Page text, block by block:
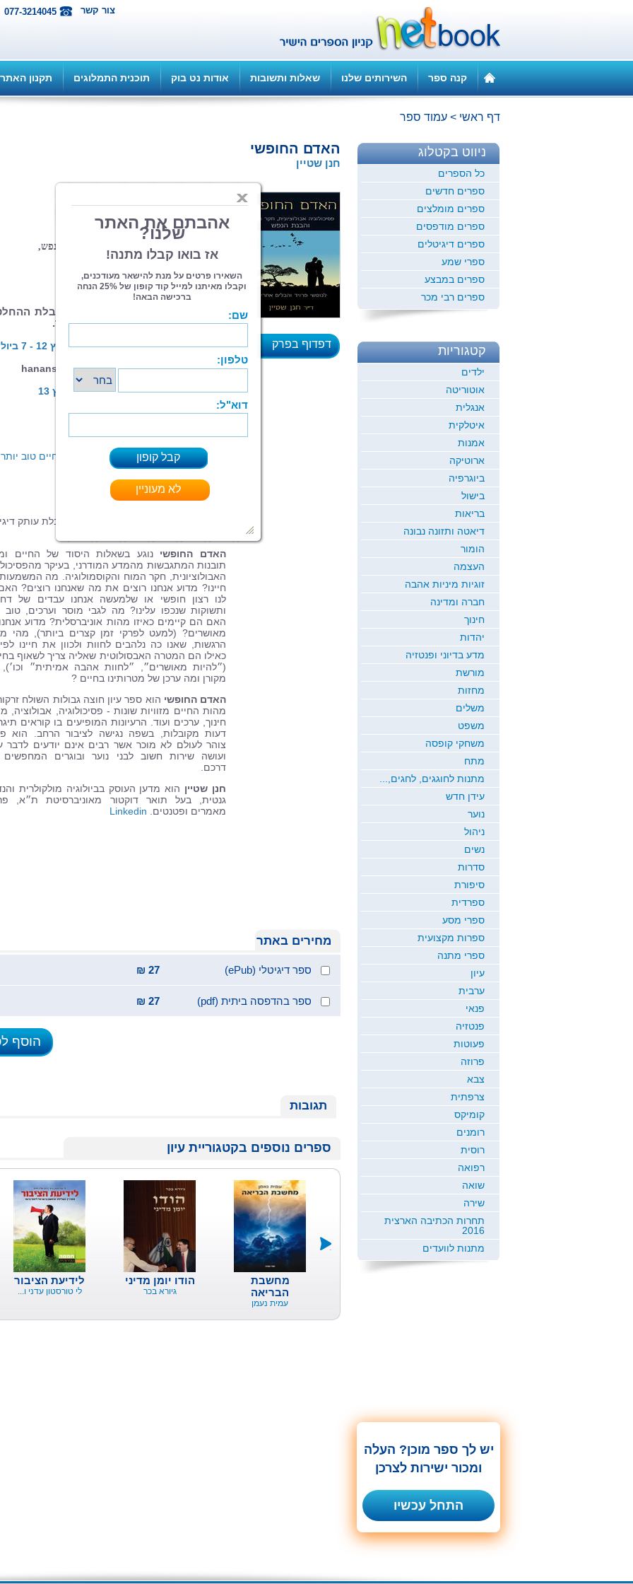
077-3214045 צור קשר
קנה ספר השירותים שלנו שאלות ותשובות אודות נט בוק תוכנית התמלוגים תקנון האתר
דף ראשי > עמוד ספר
האדם החופשי
חנן שטיין
דפדוף בפרק
פסיכולוגיה אבולוציונית, חקר המוח והבנת הנפש,
לנוטשי פרויד והבלים אחרים.
על מהותו של הרצון החופשי, על קבלת
והבחירות שלנו, על המצוקה והאושר.
הרצאה על הספר "האדם החופשי”, ערוץ 12
2021
להזמנת הרצאות: hanansteindn@gmail.com
ראיון בתוכנית הפרופסורים | רשת | ערוץ 13
כתבה באתר מהות החיים
ראיון על הספר ברדיו תל אביב – בתכנית חיים טוב
מיכל צפיר
תלמידי תיכון, חיילים, מוזמנים לפנות לקבלת עותק
האדם החופשי נוגע בשאלות היסוד של החיים
תובנות המתגבשות מהמדע המודרני, בעיקר
האבולוציונית, חקר המוח והקוסמולוגיה. מה
חיינו? מדוע אנחנו רוצים את מה שאנחנו רוצים?
לנו רצון חופשי או שלמעשה אנחנו עבדים של
ותשוקות שנכפו עלינו? מה לגבי מוסר וערכים, טוב
האם הם קיימים כאיזו מהות אוניברסלית? מדוע
מאושרים? (למעט לפרקי זמן קצרים ביותר), מהי
הרגשות, שאנו כה נלהבים לחוות ולכוון את חיינו
כאילו הם המטרה האבסולוטית שאליה צריך לשאוף
(״להיות מאושרים״, ״לחוות אהבה אמיתית״
מקורן ומה ערכן של מטרותינו בחיים ?
האדם החופשי הוא ספר עיון חוצה גבולות השולח
מהות החיים מזוויות שונות - פסיכולוגיה, אבולוציה,
חינוך, ערכים ועוד. הרעיונות המופיעים בו קוראים
דעות מקובלות, בשפה נגישה לציבור הרחב. הוא
צוהר לעולם לא מוכר אשר רבים אינם יודעים לדבר
ועושה שירות חשוב לבני נוער ובוגרים
דרכם.
חנן שטיין הוא מדען העוסק בביולוגיה מולקולרית
גנטית, בעל תואר דוקטור מאוניברסיטת ת״א,
מאמרים ופטנטים. Linkedin
מחירים באתר
ספר דיגיטלי (ePub) 27 ₪
ספר בהדפסה ביתית (pdf) 27 ₪
הוסף
תגובות
ספרים נוספים בקטגוריית עיון
לידיעת הציבור
לי טורסטון עדני ו...
הודו יומן מדיני
גיורא בכר
מחשבת
הבריאה
עמית נעמן
ניווט בקטלוג
כל הספרים
ספרים חדשים
ספרים מומלצים
ספרים מודפסים
ספרים דיגיטלים
ספרי שמע
ספרים במבצע
ספרים רבי מכר
קטגוריות
ילדים
אוטוריטה
אנגלית
איטלקית
אמנות
ארוטיקה
ביוגרפיה
בישול
בריאות
דיאטה ותזונה נבונה
הומור
העצמה
זוגיות מיניות אהבה
חברה ומדינה
חינוך
יהדות
מדע בדיוני ופנטזיה
מורשת
מחזות
משלים
משפט
משחקי קופסה
מתח
מתנות לחוגגים, לחגים,...
עידן חדש
נוער
ניהול
נשים
סדרות
סיפורת
ספרדית
ספרי מסע
ספרות מקצועית
ספרי מתנה
עיון
ערבית
פנאי
פנטזיה
פעוטות
פרוזה
צבא
צרפתית
קומיקס
רומנים
רוסית
רפואה
שואה
שירה
תחרות הכתיבה הארצית
2016
מתנות לוועדים
יש לך ספר מוכן? העלה
ומכור ישירות לצרכן
התחל עכשיו